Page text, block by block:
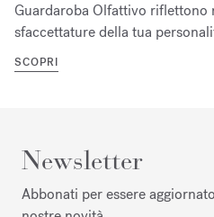
Guardaroba Olfattivo riflettono
sfaccettature della tua
SCOPRI
Newsletter
Abbonati per essere